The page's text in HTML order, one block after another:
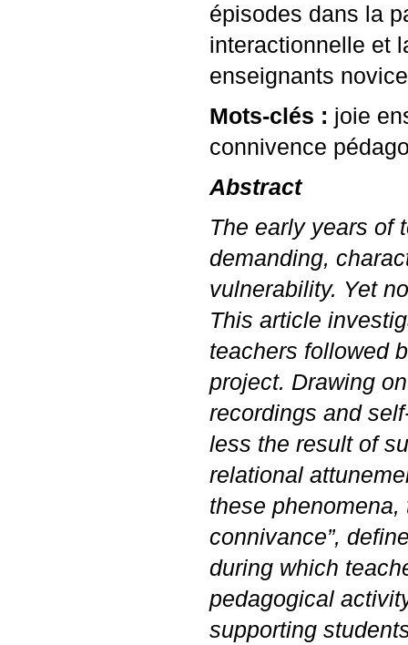
épisodes dans la
interactionnelle et
enseignants
Mots-clés : joie
connivence
Abstract
The early years of
demanding,
vulnerability. Yet
This article
teachers followed
project. Drawing
recordings and
less the result of
relational
these
connivance”,
during which
pedagogical
supporting